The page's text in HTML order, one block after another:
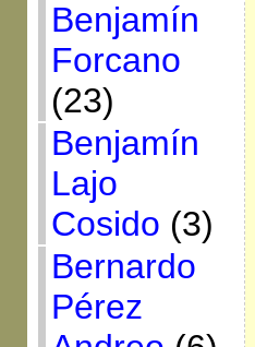
Benjamín
Forcano
(23)
Benjamín
Lajo
Cosido (3)
Bernardo
Pérez